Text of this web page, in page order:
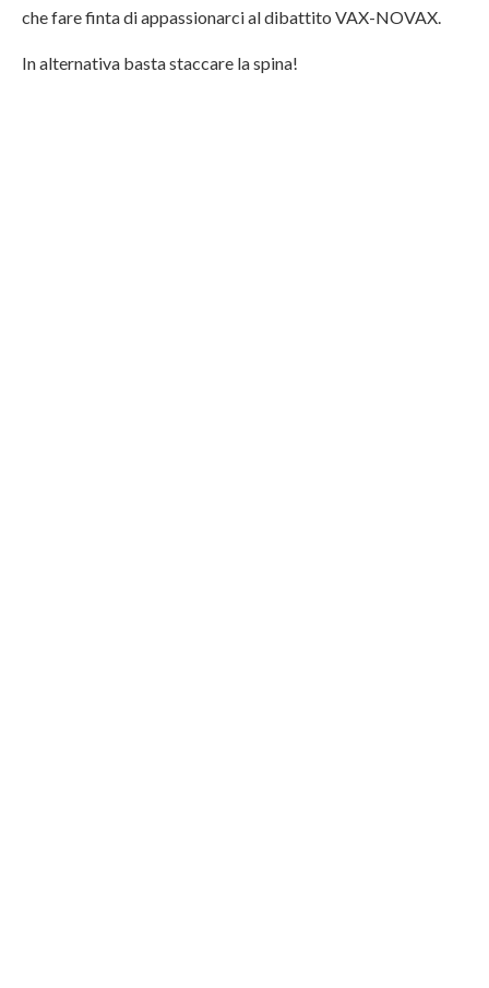
che fare finta di appassionarci al dibattito VAX-NOVAX.
In alternativa basta staccare la spina!